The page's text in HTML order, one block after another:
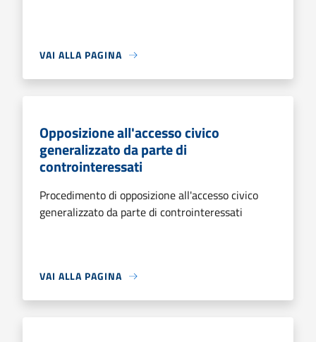
VAI ALLA PAGINA
Opposizione all'accesso civico
generalizzato da parte di
controinteressati
Procedimento di opposizione all'accesso civico
generalizzato da parte di controinteressati
VAI ALLA PAGINA